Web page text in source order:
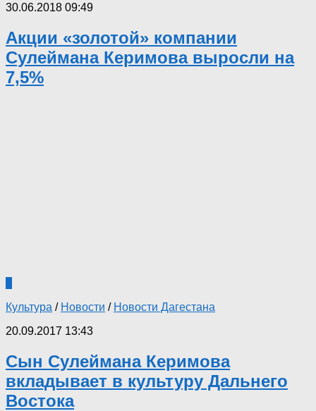
30.06.2018 09:49
Акции «золотой» компании
Сулеймана Керимова выросли на
7,5%
Культура / Новости / Новости Дагестана
20.09.2017 13:43
Сын Сулеймана Керимова
вкладывает в культуру Дальнего
Востока